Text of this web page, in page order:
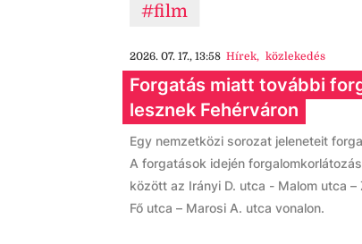
#film
2026. 07. 17., 13:58 Hírek, közlekedés
Forgatás miatt további
lesznek Fehérváron
Egy nemzetközi sorozat jeleneteit
A forgatások idején
között az Irányi D. utca - Malom utca
Fő utca – Marosi A. utca vonalon.